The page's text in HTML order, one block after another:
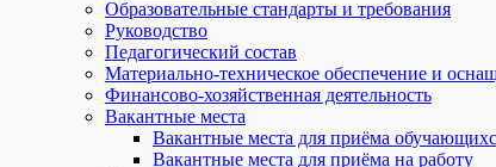
Образовательные стандарты и требования
Руководство
Педагогический состав
Материально-техническое обеспечение и
Финансово-хозяйственная деятельность
Вакантные места
Вакантные места для приёма
Вакантные места для приёма на работу